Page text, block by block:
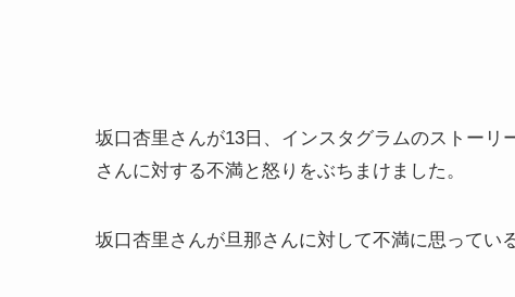
坂口杏里さんが13日、インスタグラムのストー
さんに対する不満と怒りをぶちまけました。
坂口杏里さんが旦那さんに対して不満に思ってい